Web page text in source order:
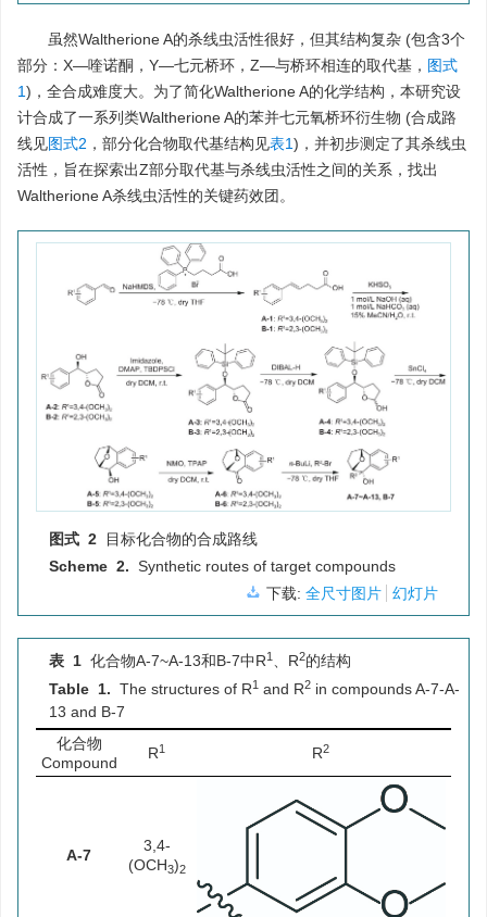
虽然Waltherione A的杀线虫活性很好，但其结构复杂 (包含3个
部分：X―喹诺酮，Y―七元桥环，Z―与桥环相连的取代基， 图式
1)，全合成难度大。为了简化Waltherione A的化学结构，本研究设
计合成了一系列类Waltherione A的苯并七元氧桥环衍生物 (合成路
线见图式2 ，部分化合物取代基结构见表1)，并初步测定了其杀线虫
活性，旨在探索出Z部分取代基与杀线虫活性之间的关系，找出
Waltherione A杀线虫活性的关键药效团。
图式 2
目标化合物的合成路线
Scheme 2. Synthetic routes of target compounds
下载: 全尺寸图片 幻灯片
表 1 化合物A-7~A-13和B-7中R1 、R2的结构
Table 1. The structures of R1 and R2 in compounds A-7-A-
13 and B-7
化合物
Compound
R1 R2
A-7
3,4-
(OCH3)2